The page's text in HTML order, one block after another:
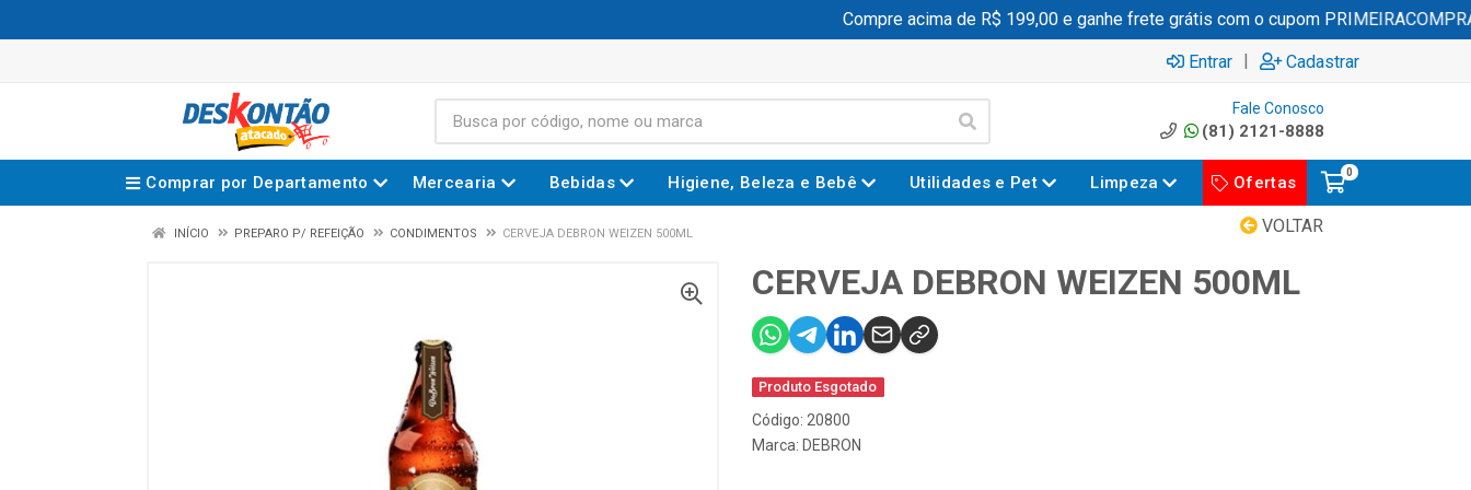
Compre acima de R$ 199,00 e ganhe frete grátis com o cupom PRIMEIRACOMPRA
Entrar | Cadastrar
Fale Conosco
(81) 2121-8888
Comprar por Departamento Mercearia Bebidas Higiene, Beleza e Bebê Utilidades e Pet Limpeza Ofertas
0
VOLTAR
INÍCIO PREPARO P/ REFEIÇÃO CONDIMENTOS CERVEJA DEBRON WEIZEN 500ML
CERVEJA DEBRON WEIZEN 500ML
Produto Esgotado
Código: 20800
Marca: DEBRON